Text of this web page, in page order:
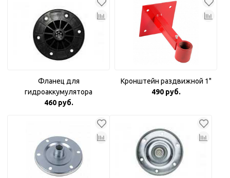
Фланец для
гидроаккумулятора
пластиковый 1"
460 руб.
Кронштейн раздвижной 1"
490 руб.